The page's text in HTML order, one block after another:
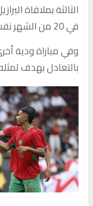
في 20 من الشهر نفسه، قبل لقاء هايتي.
وفي مباراة ودية
بالتعادل بهدف